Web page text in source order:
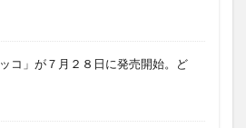
コ」が７月２８日に発売開始。ど